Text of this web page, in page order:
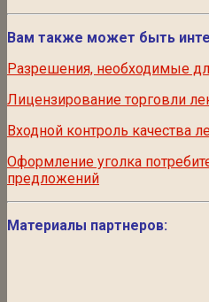
Вам также может быть
Разрешения, необходимые
Лицензирование торговли
Входной контроль качества
Оформление уголка
предложений
Материалы партнеров: